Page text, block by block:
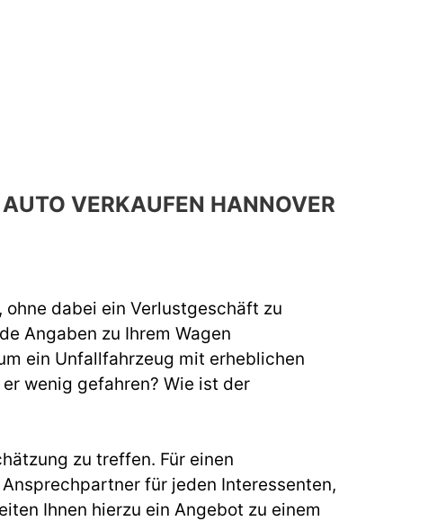
VERKAUFEN HANNOVER
dabei ein Verlustgeschäft zu
Angaben zu Ihrem Wagen
ein Unfallfahrzeug mit erheblichen
wenig gefahren? Wie ist der
zu treffen. Für einen
für jeden Interessenten,
Ihnen hierzu ein Angebot zu einem